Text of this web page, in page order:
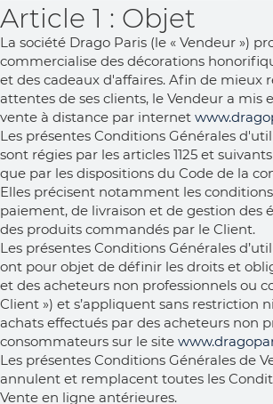
Article 1 : Objet
La société Drago Paris (le « Vendeur »)
commercialise des décorations
et des cadeaux d'affaires. Afin de mieux
attentes de ses clients, le Vendeur a mis
vente à distance par internet
Les présentes Conditions Générales
sont régies par les articles 1125 et
que par les dispositions du Code de la
Elles précisent notamment les
paiement, de livraison et de gestion des
des produits commandés par le Client.
Les présentes Conditions Générales
ont pour objet de définir les droits et
et des acheteurs non professionnels ou
Client ») et s’appliquent sans restriction
achats effectués par des acheteurs non
consommateurs sur le site
Les présentes Conditions Générales de
annulent et remplacent toutes les
Vente en ligne antérieures.